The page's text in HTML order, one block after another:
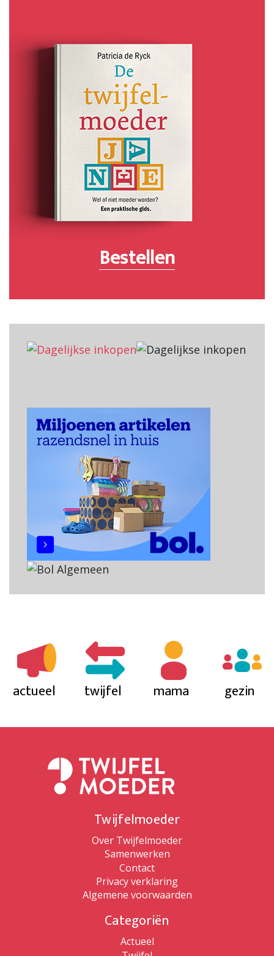
Bestellen
actueel twijfel mama gezin
Twijfelmoeder
Over Twijfelmoeder
Samenwerken
Contact
Privacy verklaring
Algemene voorwaarden
Categoriën
Actueel